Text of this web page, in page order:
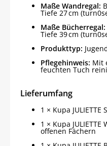
Maße Wandregal:
Tiefe 27 cm
Maße Bücherregal:
Tiefe 39 cm
Produkttyp:
Pflegehinweis: Mit
feuchten Tuch
Lieferumfang
1 × Kupa
1 × Kupa
offenen Fächern